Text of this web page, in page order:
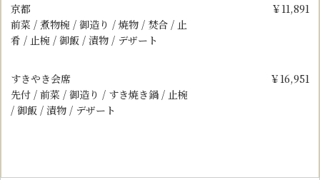
京都
前菜 / 煮物椀 / 御造り / 焼物 / 焚合 / 止
肴 / 止椀 / 御飯 / 漬物 / デザート
￥11,891
すきやき会席
先付 / 前菜 / 御造り / すき焼き鍋 / 止椀
/ 御飯 / 漬物 / デザート
￥16,951